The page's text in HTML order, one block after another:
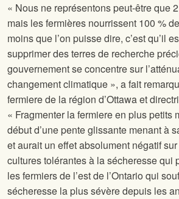
« Nous ne représentons peut-être que
mais les fermières nourrissent 100 %
moins que l’on puisse dire, c’est qu’il
supprimer des terres de recherche
gouvernement se concentre sur
changement climatique », a fait
fermiere de la région d’Ottawa et
« Fragmenter la fermiere en plus petits
début d’une pente glissante menant à
et aurait un effet absolument négatif
cultures tolérantes à la sécheresse qui
les fermiers de l’est de l’Ontario qui
sécheresse la plus sévère depuis les